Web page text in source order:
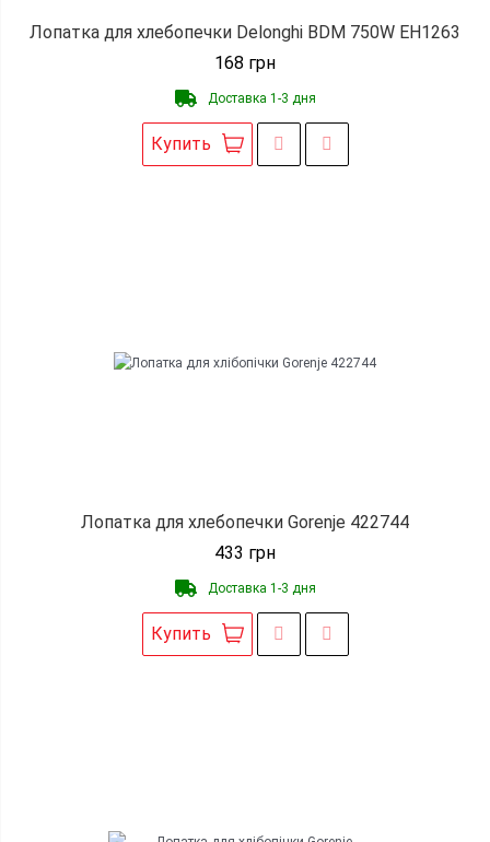
Лопатка для хлебопечки Delonghi BDM 750W EH1263
168 грн
Доставка 1-3 дня
Купить
Лопатка для хлебопечки Gorenje 422744
433 грн
Доставка 1-3 дня
Купить